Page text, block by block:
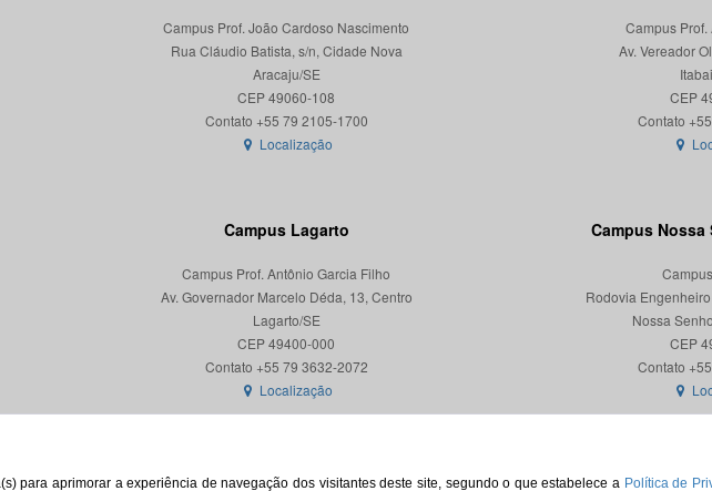
para aprimorar a experiência de navegação dos visitantes deste site, segundo o que estabelece a Política de
Campus Prof. João Cardoso Nascimento
Rua Cláudio Batista, s/n, Cidade Nova
Aracaju/SE
CEP 49060-108
Localização
Campus
Av. Vereador
CEP
Campus Lagarto
Campus Prof. Antônio Garcia Filho
Av. Governador Marcelo Déda, 13, Centro
Lagarto/SE
CEP 49400-000
Localização
Campus Nossa
Rodovia
Nossa
CEP